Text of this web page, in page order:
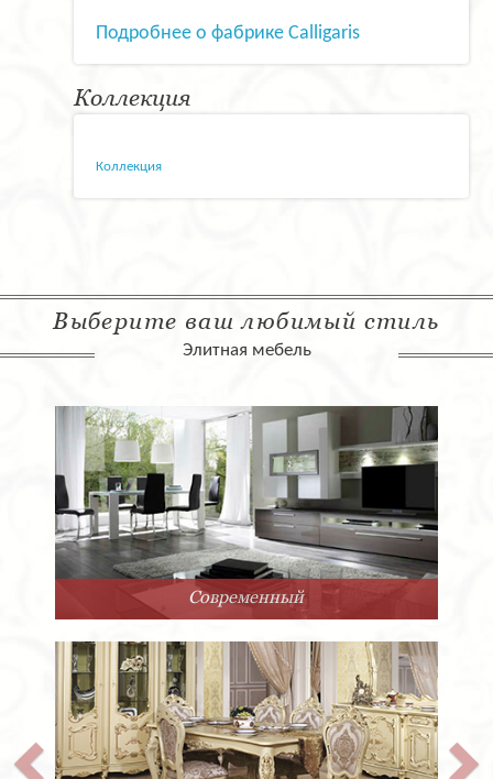
Подробнее о фабрике Calligaris
Коллекция
Коллекция
Выберите ваш любимый стиль
Элитная мебель